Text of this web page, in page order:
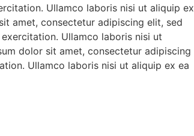
Ullamco laboris nisi ut aliquip ex
amet, consectetur adipiscing elit, sed
Ullamco laboris nisi ut
dolor sit amet, consectetur adipiscing
Ullamco laboris nisi ut aliquip ex ea